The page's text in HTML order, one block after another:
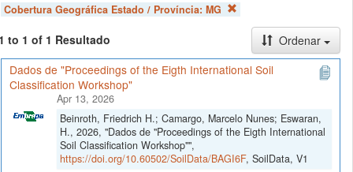
Cobertura Geográfica Estado / Província: MG
to 1 of 1 Resultado
Ordenar
Dados de "Proceedings of the Eigth International Soil
Classification Workshop"
Apr 13, 2026
Beinroth, Friedrich H.; Camargo, Marcelo Nunes; Eswaran,
H., 2026, "Dados de "Proceedings of the Eigth International
Soil Classification Workshop"",
https://doi.org/10.60502/SoilData/BAGI6F, SoilData, V1